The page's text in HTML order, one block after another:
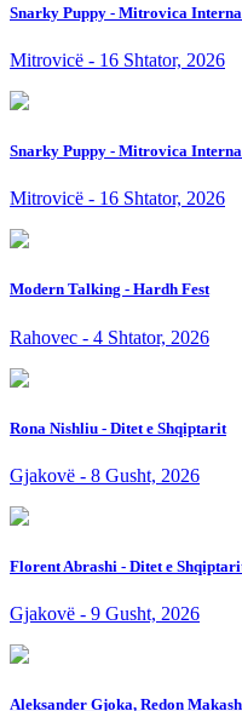
Snarky Puppy - Mitrovica
Mitrovicë - 16 Shtator, 2026
Snarky Puppy - Mitrovica
Mitrovicë - 16 Shtator, 2026
Modern Talking - Hardh Fest
Rahovec - 4 Shtator, 2026
Rona Nishliu - Ditet e Shqiptarit
Gjakovë - 8 Gusht, 2026
Florent Abrashi - Ditet e
Gjakovë - 9 Gusht, 2026
Aleksander Gjoka, Redon